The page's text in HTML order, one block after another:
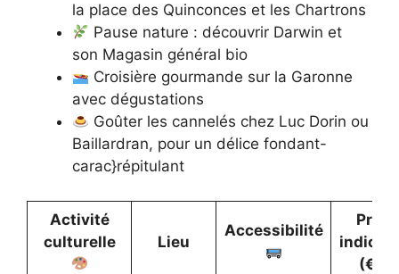
la place des Quinconces et les Chartrons
Pause nature : découvrir Darwin et
son Magasin général bio
Croisière gourmande sur la Garonne
avec dégustations
Goûter les cannelés chez Luc Dorin ou
Baillardran, pour un délice fondant-
carac}répitulant
Activité
culturelle
Lieu
Accessibilité
Prix
(€)